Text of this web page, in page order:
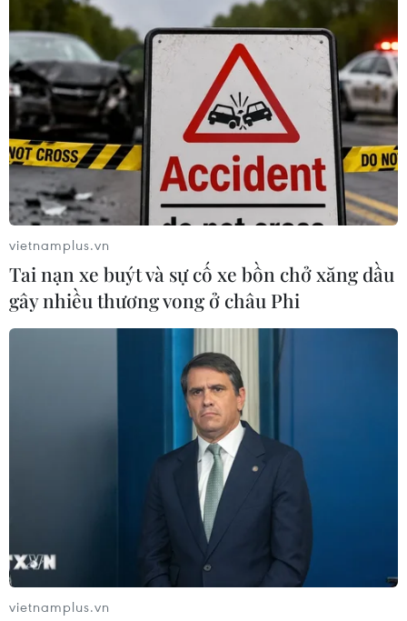
Tại sao sức khỏe tim mạch lại phụ thuộc
vào giấc ngủ ngon?
02/10/2023 02:37
Thiếu ngủ có thể ảnh hưởng đến chức năng nhận thức,
làm suy yếu hệ thống miễn dịch. Không những thế, các
nghiên cứu mới cho thấy giấc ngủ không chất lượng
cũng có hại cho tim.
vietnamplus.vn
Tai nạn xe buýt và sự cố xe bồn chở xăng dầu
gây nhiều thương vong ở châu Phi
vietnamplus.vn